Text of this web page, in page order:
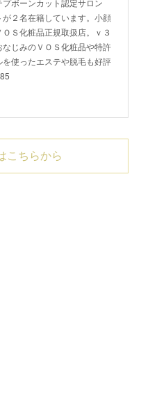
プボーンカット認定サロン
２名在籍しています。小顔
Ｓ化粧品正規取扱店。ｖ３
じみのＶＯＳ化粧品や特許
使ったエステや脱毛も好評
こちらから